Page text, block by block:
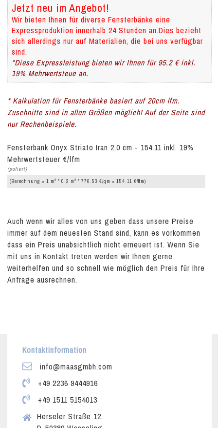
Jetzt neu im Angebot!
Wir bieten Ihnen für diverse Fensterbänke eine
Expressproduktion innerhalb 24 Stunden an.Dies bezieht
sich allerdings nur auf Materialien, die bei uns verfügbar
sind.
*Diese Expressleistung bieten wir Ihnen für 95.2 € inkl.
19% Mehrwertsteue an.
* Kalkulation für Fensterbänke basiert auf 20cm lfm.
Zuschnitte sind in allen Größen möglich! Auf der Seite sind
nur Rechenbeispiele.
Fensterbank Onyx Striato Iran 2,0 cm - 154.11 inkl. 19%
Mehrwertsteuer €/lfm
(poliert)
(Berechnung = 1 m 2 * 0.2 m 2 * 770.53 €/qm = 154.11 €/lfm)
Auch wenn wir alles von uns geben dass unsere Preise
immer auf dem neuesten Stand sind, kann es vorkommen
dass ein Preis unabsichtlich nicht erneuert ist. Wenn Sie
mit uns in Kontakt treten werden wir Ihnen gerne
weiterhelfen und so schnell wie möglich den Preis für Ihre
Anfrage ausrechnen.
Kontaktinformation
info@maasgmbh.com
+49 2236 9444916
+49 1511 5154013
Herseler Straße 12,